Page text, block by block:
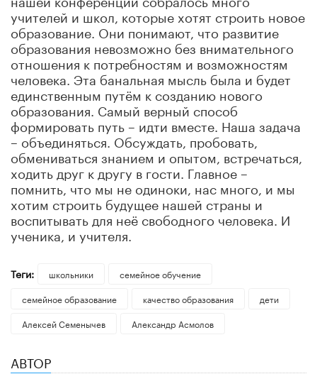
учителей и школ, которые хотят строить новое
образование. Они понимают, что развитие
образования невозможно без внимательного
отношения к потребностям и возможностям
человека. Эта банальная мысль была и будет
единственным путём к созданию нового
образования. Самый верный способ
формировать путь – идти вместе. Наша задача
– объединяться. Обсуждать, пробовать,
обмениваться знанием и опытом, встречаться,
ходить друг к другу в гости. Главное –
помнить, что мы не одиноки, нас много, и мы
хотим строить будущее нашей страны и
воспитывать для неё свободного человека. И
ученика, и учителя.
Теги: школьники
семейное обучение
семейное образование
качество образования
дети
Алексей Семенычев
Александр Асмолов
АВТОР